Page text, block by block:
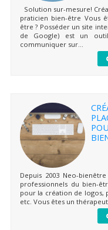
Solution sur-mesure!
praticien bien-être Vous
être ? Posséder un site
de Google) est un
communiquer sur...
Depuis 2003 Neo-
professionnels du bien-
pour la création de logos,
etc. Vous êtes un